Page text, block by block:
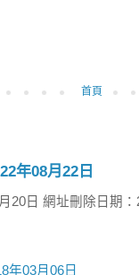
首頁
年08月22日
20日 網址刪除日期
年03月06日